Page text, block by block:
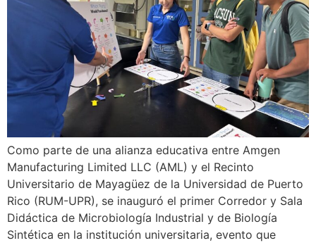
Como parte de una alianza educativa entre Amgen
Manufacturing Limited LLC (AML) y el Recinto
Universitario de Mayagüez de la Universidad de Puerto
Rico (RUM-UPR), se inauguró el primer Corredor y Sala
Didáctica de Microbiología Industrial y de Biología
Sintética en la institución universitaria, evento que